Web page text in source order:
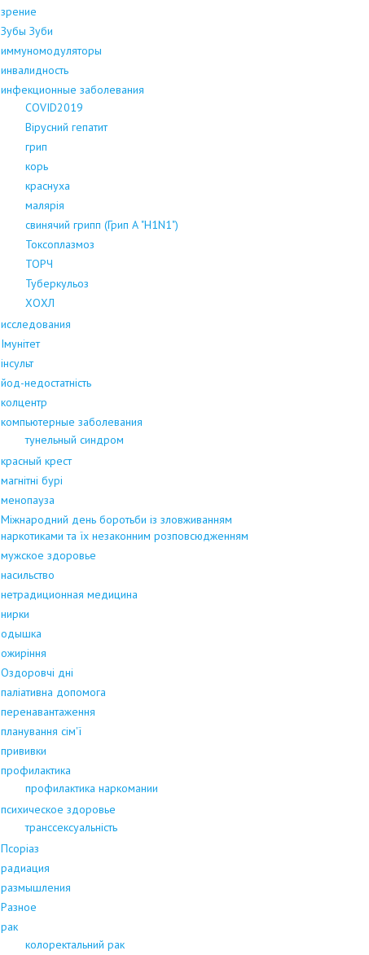
зрение
Зубы Зуби
иммуномодуляторы
инвалидность
инфекционные заболевания
COVID2019
Вірусний гепатит
грип
корь
краснуха
малярія
свинячий грипп (Грип А "H1N1")
Токсоплазмоз
ТОРЧ
Туберкульоз
ХОХЛ
исследования
Імунітет
інсульт
йод-недостатність
колцентр
компьютерные заболевания
тунельный синдром
красный крест
магнітні бурі
менопауза
Міжнародний день боротьби із зловживанням
наркотиками та їх незаконним розповсюдженням
мужское здоровье
насильство
нетрадиционная медицина
нирки
одышка
ожиріння
Оздоровчі дні
паліативна допомога
перенавантаження
планування сім'ї
прививки
профилактика
профилактика наркомании
психическое здоровье
транссексуальність
Псоріаз
радиация
размышления
Разное
рак
колоректальний рак